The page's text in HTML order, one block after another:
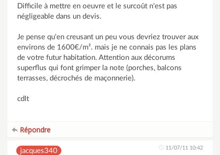
Difficile à mettre en oeuvre et le surcoût n'est pas
négligeable dans un devis.
Je pense qu'en creusant un peu vous devriez trouver aux
environs de 1600€/m². mais je ne connais pas les plans
de votre futur habitation. Attention aux décorums
superflus qui font grimper la note (porches, balcons
terrasses, décrochés de maçonnerie).
cdlt
Répondre
jacques340 11/07/11 10:42